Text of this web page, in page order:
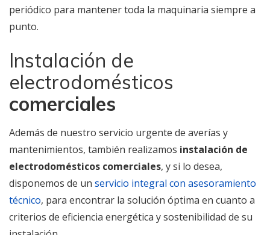
periódico para mantener toda la maquinaria siempre a
punto.
Instalación de
electrodomésticos
comerciales
Además de nuestro servicio urgente de averías y
mantenimientos, también realizamos instalación de
electrodomésticos comerciales, y si lo desea,
disponemos de un servicio integral con asesoramiento
técnico, para encontrar la solución óptima en cuanto a
criterios de eficiencia energética y sostenibilidad de su